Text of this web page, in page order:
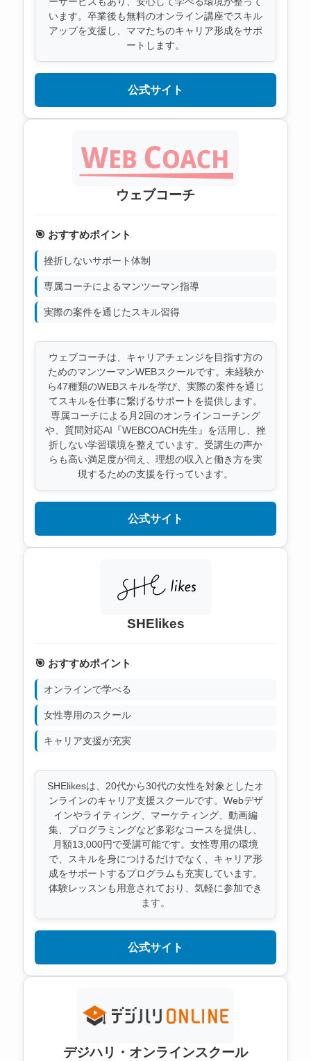
います。卒業後も無料のオンライン講座でスキル
アップを支援し、ママたちのキャリア形成をサポ
ートします。
公式サイト
ウェブコーチ
🎯 おすすめポイント
挫折しないサポート体制
専属コーチによるマンツーマン指導
実際の案件を通じたスキル習得
ウェブコーチは、キャリアチェンジを目指す方の
ためのマンツーマンWEBスクールです。未経験か
ら47種類のWEBスキルを学び、実際の案件を通じ
てスキルを仕事に繋げるサポートを提供します。
専属コーチによる月2回のオンラインコーチング
や、質問対応AI『WEBCOACH先生』を活用し、挫
折しない学習環境を整えています。受講生の声か
らも高い満足度が伺え、理想の収入と働き方を実
現するための支援を行っています。
公式サイト
SHElikes
🎯 おすすめポイント
オンラインで学べる
女性専用のスクール
キャリア支援が充実
SHElikesは、20代から30代の女性を対象としたオ
ンラインのキャリア支援スクールです。Webデザ
インやライティング、マーケティング、動画編
集、プログラミングなど多彩なコースを提供し、
月額13,000円で受講可能です。女性専用の環境
で、スキルを身につけるだけでなく、キャリア形
成をサポートするプログラムも充実しています。
体験レッスンも用意されており、気軽に参加でき
ます。
公式サイト
デジハリ・オンラインスクール